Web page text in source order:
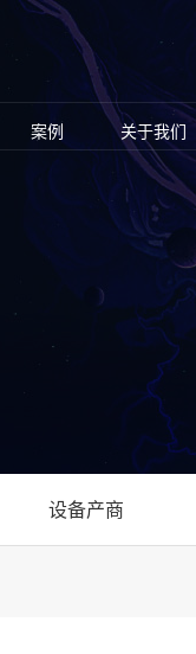
案例 关于我们
设备产商